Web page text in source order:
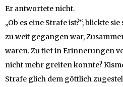
Er antwortete nicht.
„Ob es eine Strafe ist?“, blickte
zu weit gegangen war,
waren. Zu tief in Erinnerungen
nicht mehr greifen konnte?
Strafe glich dem göttlich